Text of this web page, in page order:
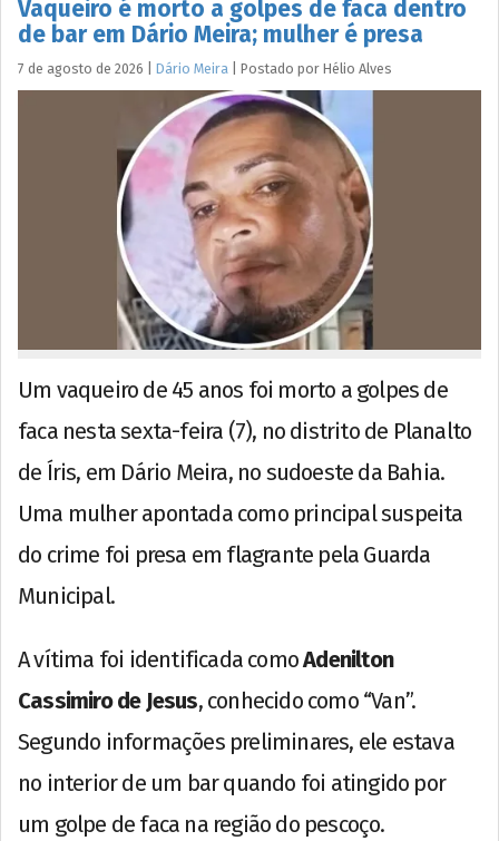
Vaqueiro é morto a golpes de faca dentro
de bar em Dário Meira; mulher é presa
7 de agosto de 2026 Dário Meira Postado por Hélio Alves
Um vaqueiro de 45 anos foi morto a golpes de
faca nesta sexta-feira (7), no distrito de Planalto
de Íris, em Dário Meira, no sudoeste da Bahia.
Uma mulher apontada como principal suspeita
do crime foi presa em flagrante pela Guarda
Municipal.
A vítima foi identificada comoAdenilton
Cassimiro de Jesus, conhecido como “Van”.
Segundo informações preliminares, ele estava
no interior de um bar quando foi atingido por
um golpe de faca na região do pescoço.